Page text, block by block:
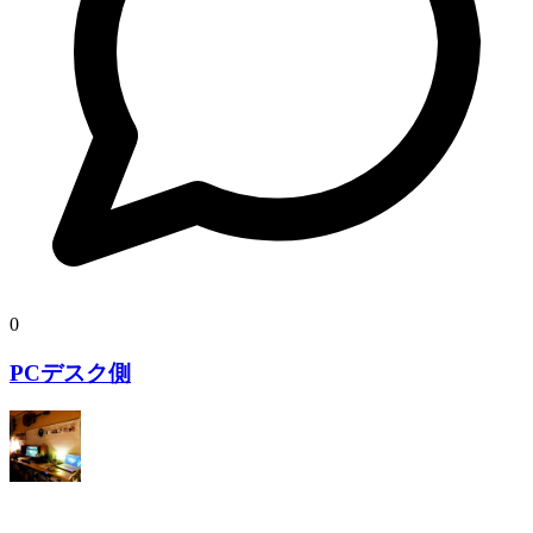
0
PCデスク側